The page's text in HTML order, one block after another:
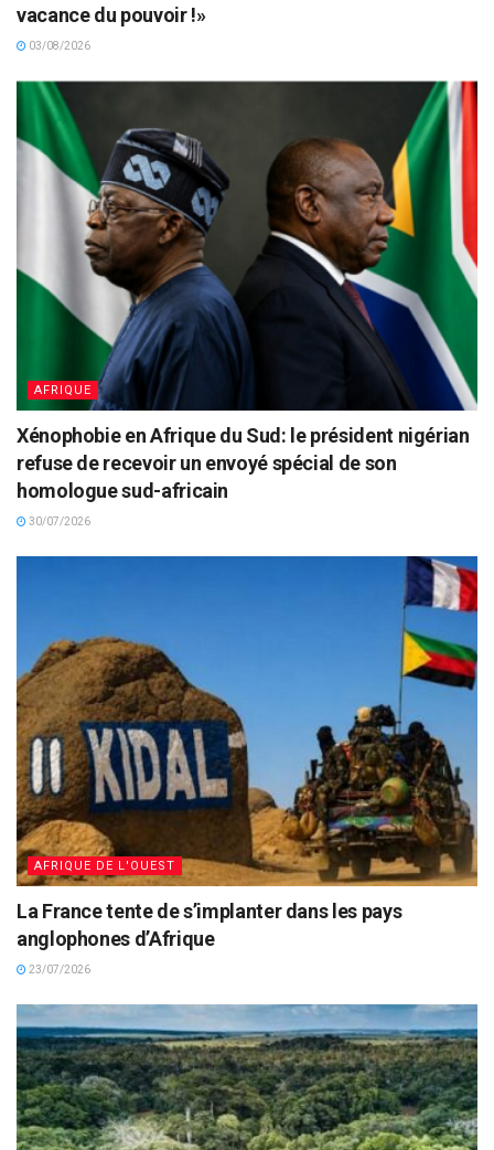
vacance du pouvoir !»
03/08/2026
AFRIQUE
Xénophobie en Afrique du Sud: le président nigérian
refuse de recevoir un envoyé spécial de son
homologue sud-africain
30/07/2026
AFRIQUE DE L'OUEST
La France tente de s’implanter dans les pays
anglophones d’Afrique
23/07/2026